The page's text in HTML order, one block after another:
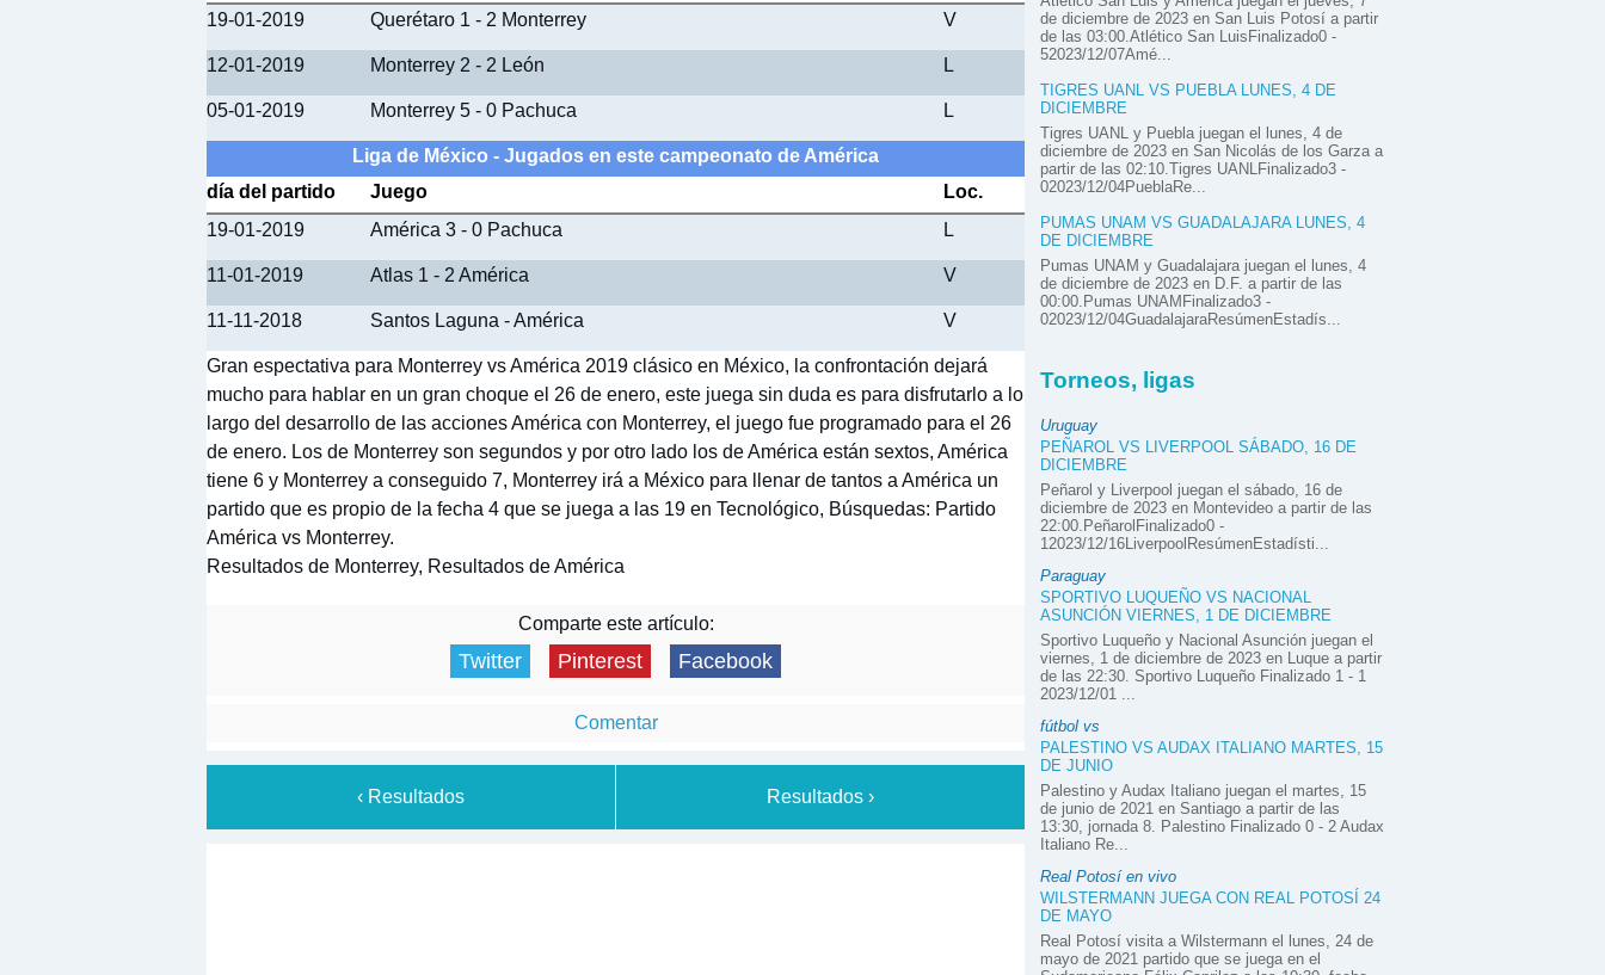
19-01-2019
Querétaro 1 - 2 Monterrey V
12-01-2019 Monterrey 2 - 2 León L
05-01-2019 Monterrey 5 - 0 Pachuca L
Liga de México - Jugados en este campeonato de América
día del partido
Juego
Loc.
19-01-2019
América 3 - 0 Pachuca L
11-01-2019 Atlas 1 - 2 América V
11-11-2018 Santos Laguna - América V
Gran espectativa para Monterrey vs América 2019 clásico en México, la confrontación dejará
mucho para hablar en un gran choque el 26 de enero, este juega sin duda es para disfrutarlo a lo
largo del desarrollo de las acciones América con Monterrey, el juego fue programado para el 26
de enero. Los de Monterrey son segundos y por otro lado los de América están sextos, América
tiene 6 y Monterrey a conseguido 7, Monterrey irá a México para llenar de tantos a América un
partido que es propio de la fecha 4 que se juega a las 19 en Tecnológico, Búsquedas: Partido
América vs Monterrey.
Resultados de Monterrey, Resultados de América
Comparte este artículo:
Twitter Pinterest Facebook
Comentar
‹ Resultados Resultados ›
de diciembre de 2023 en San Luis Potosí a partir
de las 03:00.Atlético San LuisFinalizado0 -
52023/12/07Amé...
TIGRES UANL VS PUEBLA LUNES, 4 DE
DICIEMBRE
Tigres UANL y Puebla juegan el lunes, 4 de
diciembre de 2023 en San Nicolás de los Garza a
partir de las 02:10.Tigres UANLFinalizado3 -
02023/12/04PueblaRe...
PUMAS UNAM VS GUADALAJARA LUNES, 4
DE DICIEMBRE
Pumas UNAM y Guadalajara juegan el lunes, 4
de diciembre de 2023 en D.F. a partir de las
00:00.Pumas UNAMFinalizado3 -
02023/12/04GuadalajaraResúmenEstadís...
Torneos, ligas
Uruguay
PEÑAROL VS LIVERPOOL SÁBADO, 16 DE
DICIEMBRE
Peñarol y Liverpool juegan el sábado, 16 de
diciembre de 2023 en Montevideo a partir de las
22:00.PeñarolFinalizado0 -
12023/12/16LiverpoolResúmenEstadísti...
Paraguay
SPORTIVO LUQUEÑO VS NACIONAL
ASUNCIÓN VIERNES, 1 DE DICIEMBRE
Sportivo Luqueño y Nacional Asunción juegan el
viernes, 1 de diciembre de 2023 en Luque a partir
de las 22:30. Sportivo Luqueño Finalizado 1 - 1
2023/12/01 ...
fútbol vs
PALESTINO VS AUDAX ITALIANO MARTES, 15
DE JUNIO
Palestino y Audax Italiano juegan el martes, 15
de junio de 2021 en Santiago a partir de las
13:30, jornada 8. Palestino Finalizado 0 - 2 Audax
Italiano Re...
Real Potosí en vivo
WILSTERMANN JUEGA CON REAL POTOSÍ 24
DE MAYO
Real Potosí visita a Wilstermann el lunes, 24 de
mayo de 2021 partido que se juega en el